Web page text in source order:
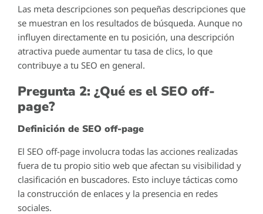
Las meta descripciones son pequeñas descripciones que
se muestran en los resultados de búsqueda. Aunque no
influyen directamente en tu posición, una descripción
atractiva puede aumentar tu tasa de clics, lo que
contribuye a tu SEO en general.
Pregunta 2: ¿Qué es el SEO off-
page?
Definición de SEO off-page
El SEO off-page involucra todas las acciones realizadas
fuera de tu propio sitio web que afectan su visibilidad y
clasificación en buscadores. Esto incluye tácticas como
la construcción de enlaces y la presencia en redes
sociales.